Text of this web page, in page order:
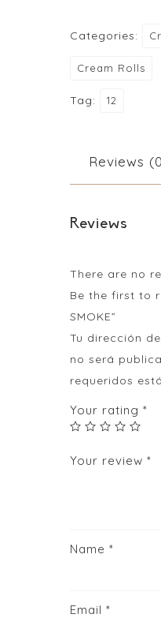
Categories:
Cream Rolls
Tag: 12
Reviews
Reviews
There are no
Be the first to
SMOKE”
Tu dirección
no será
requeridos
Your rating *
Your review *
Name *
Email *